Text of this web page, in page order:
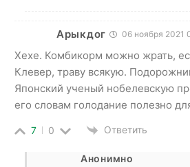
Арыкдог 06 ноября 2021
Хехе. Комбикорм можно жрать,
Клевер, траву всякую.
Японский ученый нобелевскую
его словам голодание полезно
7 0 Ответить
Анонимно